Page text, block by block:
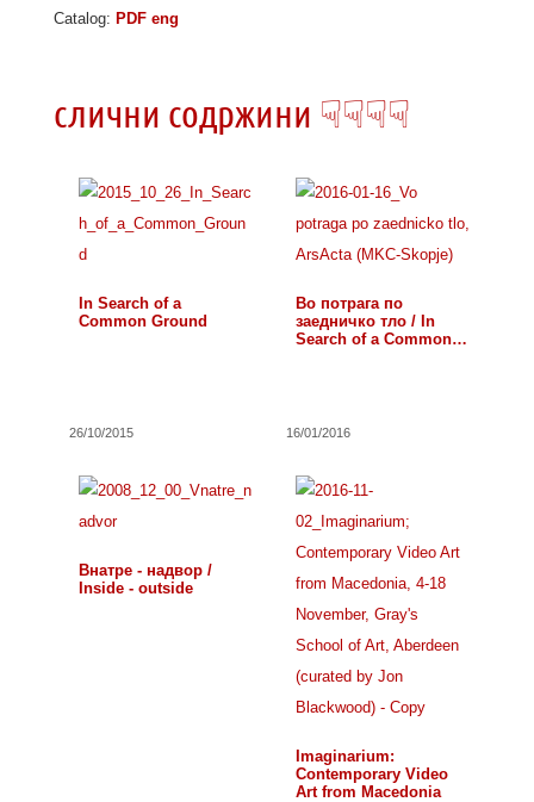
Catalog: PDF eng
слични содржини ☟☟☟☟
In Search of a
Common Ground
26/10/2015
Во потрага по
заедничко тло / In
Search of a Common
16/01/2016
Внатре - надвор /
Inside - outside
Imaginarium:
Contemporary Video
Art from Macedonia